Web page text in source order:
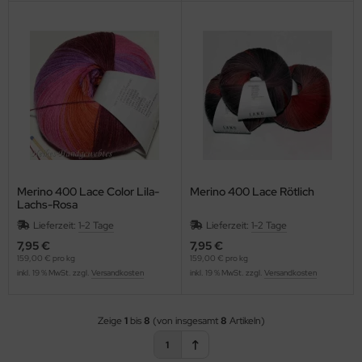
Merino 400 Lace Color Lila-
Lachs-Rosa
Lieferzeit: 1-2 Tage
7,95 €
159,00 € pro kg
inkl. 19 % MwSt. zzgl. Versandkosten
Merino 400 Lace Rötlich
Lieferzeit: 1-2 Tage
7,95 €
159,00 € pro kg
inkl. 19 % MwSt. zzgl. Versandkosten
Zeige 1bis 8 (von insgesamt 8 Artikeln)
1